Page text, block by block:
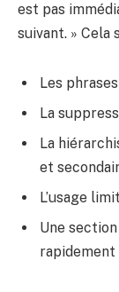
est pas
suivant. » Cela
Les
La
La
et
L’usage
Une